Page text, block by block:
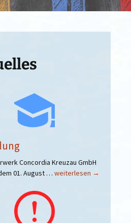
Concordia Kreuzau GmbH
01. August … Ausbildung
weiterlesen →